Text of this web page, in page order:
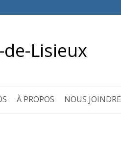
Lisieux
À PROPOS NOUS JOINDRE